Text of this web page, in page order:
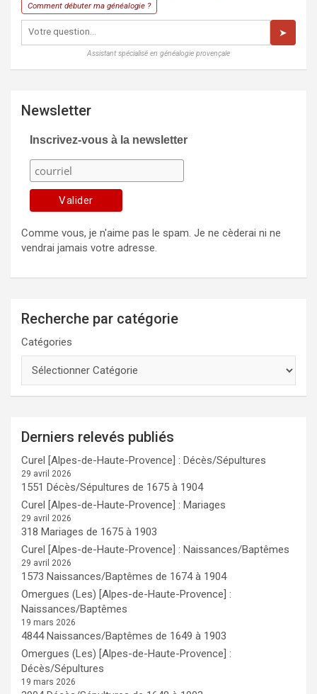
Comment débuter ma généalogie ?
➤
Assistant spécialisé en généalogie provençale
Newsletter
Inscrivez-vous à la newsletter
Comme vous, je n'aime pas le spam. Je ne cèderai ni ne
vendrai jamais votre adresse.
Recherche par catégorie
Catégories
Derniers relevés publiés
Curel [Alpes-de-Haute-Provence] : Décès/Sépultures
29 avril 2026
1551 Décès/Sépultures de 1675 à 1904
Curel [Alpes-de-Haute-Provence] : Mariages
29 avril 2026
318 Mariages de 1675 à 1903
Curel [Alpes-de-Haute-Provence] : Naissances/Baptêmes
29 avril 2026
1573 Naissances/Baptêmes de 1674 à 1904
Omergues (Les) [Alpes-de-Haute-Provence] :
Naissances/Baptêmes
19 mars 2026
4844 Naissances/Baptêmes de 1649 à 1903
Omergues (Les) [Alpes-de-Haute-Provence] :
Décès/Sépultures
19 mars 2026